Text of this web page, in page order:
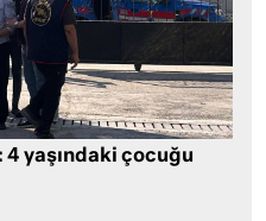
4 yaşındaki çocuğu